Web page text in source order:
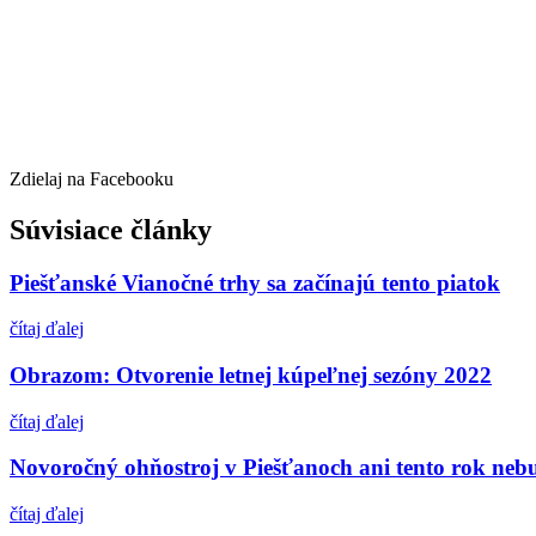
Zdielaj na Facebooku
Súvisiace články
Piešťanské Vianočné trhy sa začínajú tento piatok
čítaj ďalej
Obrazom: Otvorenie letnej kúpeľnej sezóny 2022
čítaj ďalej
Novoročný ohňostroj v Piešťanoch ani tento rok
čítaj ďalej